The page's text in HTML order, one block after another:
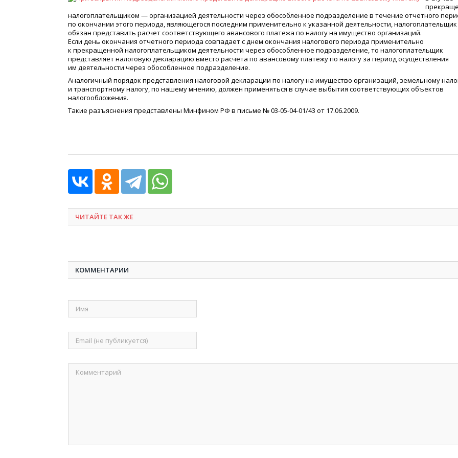
налогоплательщиком — организацией деятельности через обособленное подразделение в течение отчетного
по окончании этого периода, являющегося последним применительно к указанной деятельности, налогоплательщик
обязан представить расчет соответствующего авансового платежа по налогу на имущество организаций.
Если день окончания отчетного периода совпадает с днем окончания налогового периода применительно
к прекращенной налогоплательщиком деятельности через обособленное подразделение, то налогоплательщик
представляет налоговую декларацию вместо расчета по авансовому платежу по налогу за период осуществления
им деятельности через обособленное подразделение.
Аналогичный порядок представления налоговой декларации по налогу на имущество организаций, земельному
и транспортному налогу, по нашему мнению, должен применяться в случае выбытия соответствующих объектов
налогообложения.
Такие разъяснения представлены Минфином РФ в письме № 03-05-04-01/43 от 17.06.2009.
ЧИТАЙТЕ ТАК ЖЕ
КОММЕНТАРИИ